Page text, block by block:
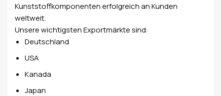
Kunststoffkomponenten erfolgreich an Kunden
weltweit.
Unsere wichtigsten Exportmärkte sind:
Deutschland
USA
Kanada
Japan